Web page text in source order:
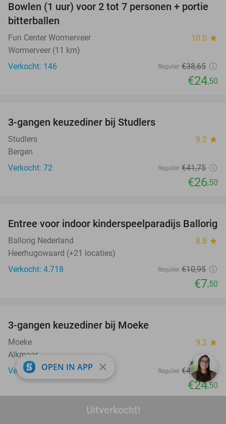
Uitverkocht!
37%
Bowlen (1 uur) voor 2 tot 7 personen + portie
bitterballen
Fun Center Wormerveer 10.0 star
Wormerveer (11 km)
Verkocht: 146
Regulier €38,65
€24,50
3-gangen keuzediner bij Studlers
Studlers 9.2 star
Bergen
Verkocht: 72
Regulier €41,75
€26,50
32%
Entree voor indoor kinderspeelparadijs Ballorig
Ballorig Nederland 8.8 star
Heerhugowaard (+21 locaties)
Verkocht: 4.718
Regulier €10,95
€7,50
3-gangen keuzediner bij Moeke
Moeke 9.2 star
Alkmaar
Verkocht: 35
Regulier €40,65
€24,50
OPEN IN APP close